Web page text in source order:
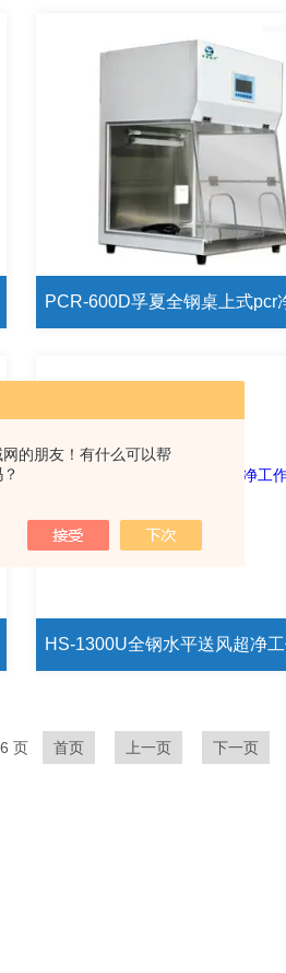
的朋友！有什么可以帮
页 首页 上一页 下一页